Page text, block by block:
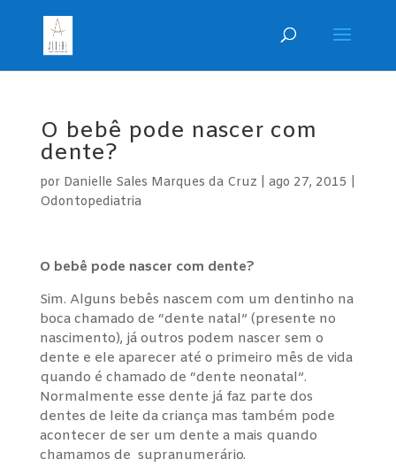
O bebê pode nascer com
dente?
por Danielle Sales Marques da Cruz ago 27, 2015
Odontopediatria
O bebê pode nascer com dente?
Sim. Alguns bebês nascem com um dentinho na
boca chamado de “dente natal” (presente no
nascimento), já outros podem nascer sem o
dente e ele aparecer até o primeiro mês de vida
quando é chamado de “dente neonatal”.
Normalmente esse dente já faz parte dos
dentes de leite da criança mas também pode
acontecer de ser um dente a mais quando
chamamos de supranumerário.